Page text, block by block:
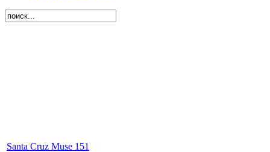
Santa Cruz Muse 151